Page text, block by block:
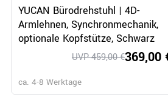
YUCAN Bürodrehstuhl | 4D-
Armlehnen, Synchronmechanik,
optionale Kopfstütze, Schwarz
369,00
UVP 459,00 €
ca. 4-8 Werktage